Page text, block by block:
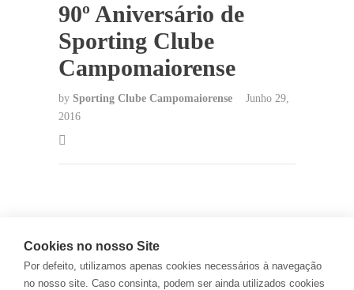
90º Aniversário de
Sporting Clube
Campomaiorense
by Sporting Clube Campomaiorense
Junho 29,
2016
PARTILHAR
Cookies no nosso Site
Por defeito, utilizamos apenas cookies necessários à navegação
no nosso site. Caso consinta, podem ser ainda utilizados cookies